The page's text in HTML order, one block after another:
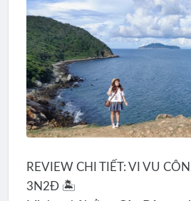
REVIEW CHI TIẾT: VI VU
3N2Đ 🏝️